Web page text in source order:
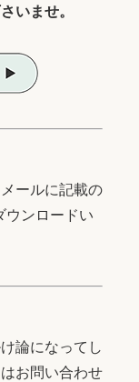
いませ。
ールに記載の
ウンロードい
論になってし
お問い合わせ